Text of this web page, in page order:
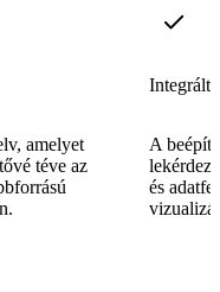
amelyet
téve az
Integrált
A
és